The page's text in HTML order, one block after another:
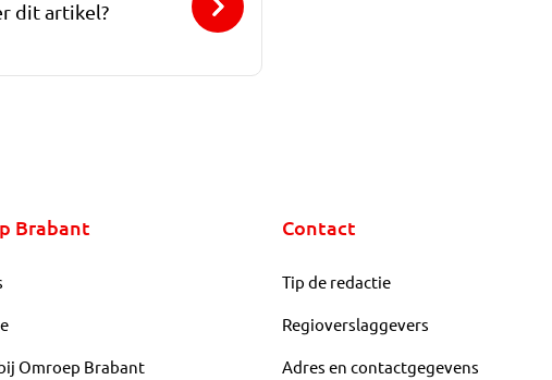
dit artikel?
Brabant
Omroep Brabant
Contact
Tip de redactie
Regioverslaggevers
Adres en contactgegevens